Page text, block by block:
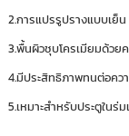
2.การแปรรูปรางแบบเย็
3.พื้นผิวชุบโครเมียมด้ว
4.มีประสิทธิภาพทนต่อคว
5.เหมาะสำหรับประตูในร่